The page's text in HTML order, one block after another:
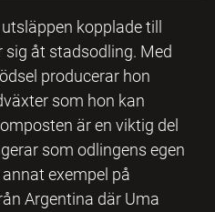
kopplade till
sig åt stadsodling. Med
producerar hon
som hon kan
är en viktig del
som odlingens egen
exempel på
Argentina där Uma